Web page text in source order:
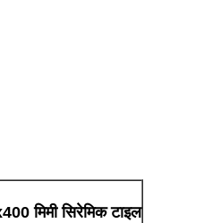
मिमी सिरेमिक टाइल